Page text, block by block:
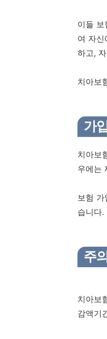
이들
여 자
하고,
치아보
가
치아보
우에는
보험
습니다.
주
치아보
감액기